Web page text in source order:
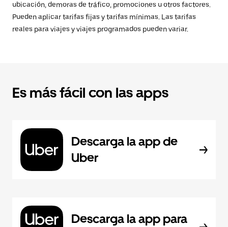
ubicación, demoras de tráfico, promociones u otros factores.
Pueden aplicar tarifas fijas y tarifas mínimas. Las tarifas
reales para viajes y viajes programados pueden variar.
Es más fácil con las apps
Descarga la app de
Uber
Descarga la app para